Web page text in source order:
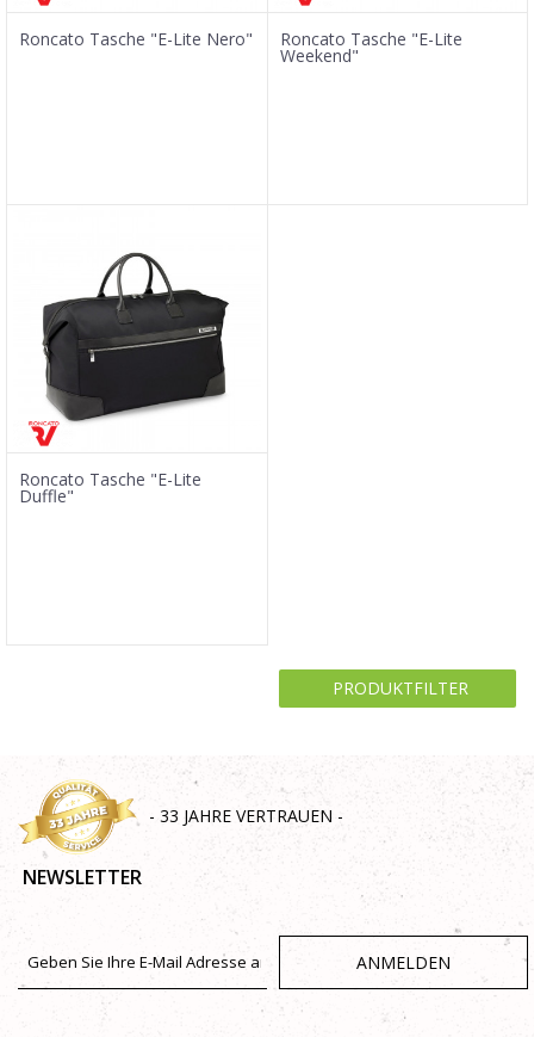
Roncato Tasche "E-Lite Nero" Roncato Tasche "E-Lite
Weekend"
Roncato Tasche "E-Lite
Duffle"
PRODUKTFILTER
- 33 JAHRE VERTRAUEN -
NEWSLETTER
ANMELDEN